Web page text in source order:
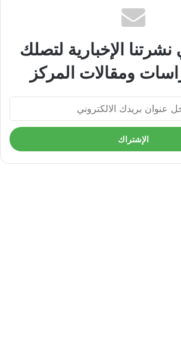
الإخبارية لتصلك
ومقالات المركز